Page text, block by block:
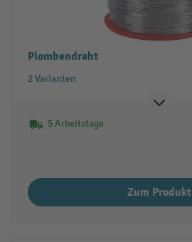
Plombendraht
2 Varianten
5 Arbeitstage
Zum Produkt